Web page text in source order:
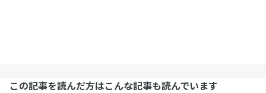
この記事を読んだ方はこんな記事も読んでいます